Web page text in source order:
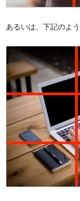
あるいは、下記のよ